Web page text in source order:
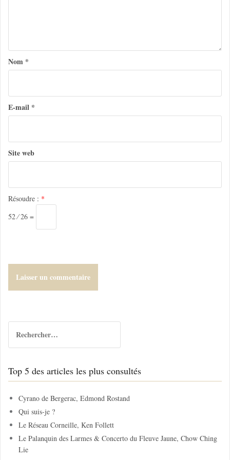
e
l
a
r
i
c
l
e
Nom *
E-mail *
Site web
Résoudre : *
52 ⁄ 26 =
c
e
r
c
r
Top 5 des articles les plus consultés
Cyrano de Bergerac, Edmond Rostand
Qui suis-je ?
Le Réseau Corneille, Ken Follett
Le Palanquin des Larmes & Concerto du Fleuve Jaune, Chow Ching
Lie